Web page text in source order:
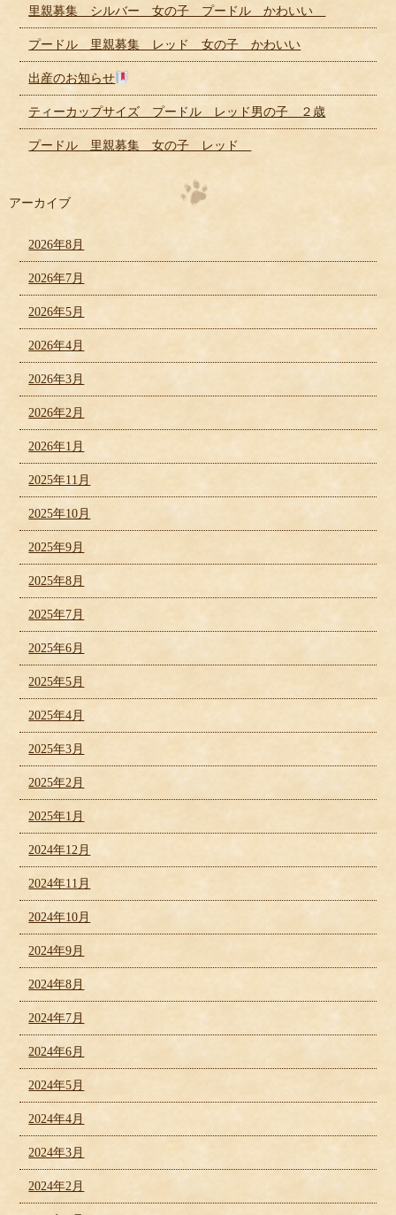
里親募集 シルバー 女の子 プードル かわいい
プードル 里親募集 レッド 女の子 かわいい
出産のお知らせ
ティーカップサイズ プードル レッド男の子 ２歳
プードル 里親募集 女の子 レッド
アーカイブ
2026年8月
2026年7月
2026年5月
2026年4月
2026年3月
2026年2月
2026年1月
2025年11月
2025年10月
2025年9月
2025年8月
2025年7月
2025年6月
2025年5月
2025年4月
2025年3月
2025年2月
2025年1月
2024年12月
2024年11月
2024年10月
2024年9月
2024年8月
2024年7月
2024年6月
2024年5月
2024年4月
2024年3月
2024年2月